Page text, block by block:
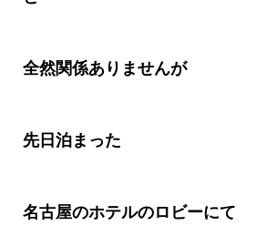
全然関係ありませんが
先日泊まった
名古屋のホテルのロビーにて